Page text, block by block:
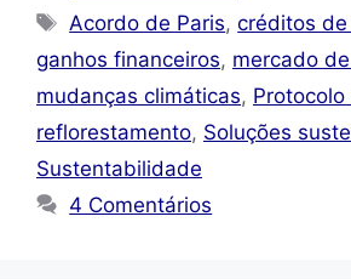
Tags
Acordo de Paris,créditos
ganhos financeiros, mercado
mudanças climáticas,
reflorestamento, Soluções
Sustentabilidade
4 Comentários